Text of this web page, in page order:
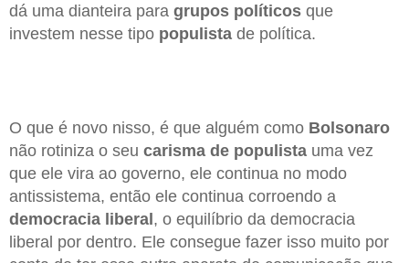
dá uma dianteira para grupos políticos que
investem nesse tipo populista de política.
O que é novo nisso, é que alguém como Bolsonaro
não rotiniza o seu carisma de populista uma vez
que ele vira ao governo, ele continua no modo
antissistema, então ele continua corroendo a
democracia liberal, o equilíbrio da democracia
liberal por dentro. Ele consegue fazer isso muito por